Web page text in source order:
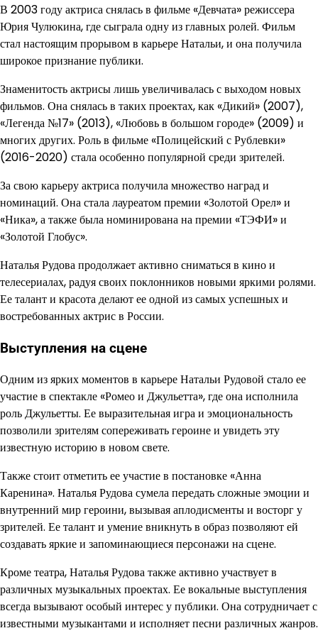
В 2003 году актриса снялась в фильме «Девчата» режиссера
Юрия Чулюкина, где сыграла одну из главных ролей. Фильм
стал настоящим прорывом в карьере Натальи, и она получила
широкое признание публики.
Знаменитость актрисы лишь увеличивалась с выходом новых
фильмов. Она снялась в таких проектах, как «Дикий» (2007),
«Легенда №17» (2013), «Любовь в большом городе» (2009) и
многих других. Роль в фильме «Полицейский с Рублевки»
(2016-2020) стала особенно популярной среди зрителей.
За свою карьеру актриса получила множество наград и
номинаций. Она стала лауреатом премии «Золотой Орел» и
«Ника», а также была номинирована на премии «ТЭФИ» и
«Золотой Глобус».
Наталья Рудова продолжает активно сниматься в кино и
телесериалах, радуя своих поклонников новыми яркими ролями.
Ее талант и красота делают ее одной из самых успешных и
востребованных актрис в России.
Выступления на сцене
Одним из ярких моментов в карьере Натальи Рудовой стало ее
участие в спектакле «Ромео и Джульетта», где она исполнила
роль Джульетты. Ее выразительная игра и эмоциональность
позволили зрителям сопереживать героине и увидеть эту
известную историю в новом свете.
Также стоит отметить ее участие в постановке «Анна
Каренина». Наталья Рудова сумела передать сложные эмоции и
внутренний мир героини, вызывая аплодисменты и восторг у
зрителей. Ее талант и умение вникнуть в образ позволяют ей
создавать яркие и запоминающиеся персонажи на сцене.
Кроме театра, Наталья Рудова также активно участвует в
различных музыкальных проектах. Ее вокальные выступления
всегда вызывают особый интерес у публики. Она сотрудничает с
известными музыкантами и исполняет песни различных жанров.